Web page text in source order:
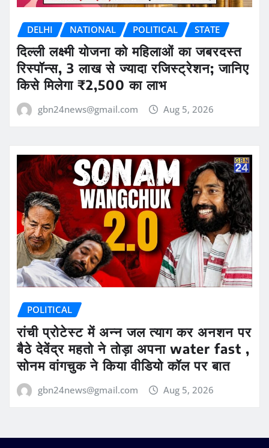
DELHI NATIONAL POLITICAL STATE
दिल्ली लक्ष्मी योजना को महिलाओं का जबरदस्त
रिस्पॉन्स, 3 लाख से ज्यादा रजिस्ट्रेशन; जानिए
किसे मिलेगा ₹2,500 का लाभ
gbn24news@gmail.com Aug 5, 2026
POLITICAL
रांची प्रोटेस्ट में अन्न जल त्याग कर अनशन पर
बैठे देवेंद्र महतो ने तोड़ा अपना water fast ,
सोनम वांगचुक ने किया वीडियो कॉल पर बात
gbn24news@gmail.com Aug 5, 2026